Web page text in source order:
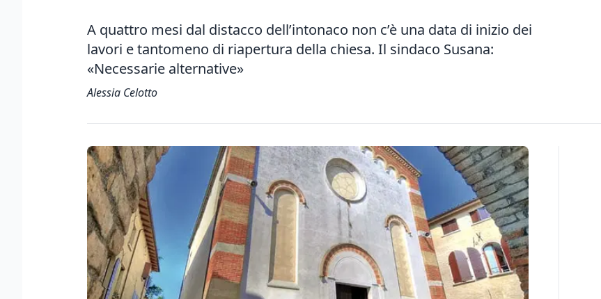
A quattro mesi dal distacco dell’intonaco non c’è una data di inizio dei
lavori e tantomeno di riapertura della chiesa. Il sindaco Susana:
«Necessarie alternative»
Alessia Celotto